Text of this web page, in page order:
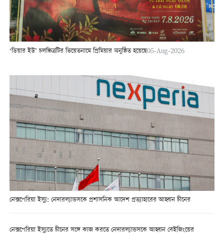
‘ডিয়ার ইউ’ চলচ্চিত্রটির ভিয়েতনামে প্রিমিয়ার অনুষ্ঠিত হয়েছে05-Aug-2026
নেক্সপেরিয়া ইস্যু: নেদারল্যান্ডসকে প্রশাসনিক আদেশ প্রত্যাহারের আহ্বান চীনের
নেক্সপেরিয়া ইস্যুতে চীনের সঙ্গে কাজ করতে নেদারল্যান্ডসকে আহ্বান বেইজিংয়ের